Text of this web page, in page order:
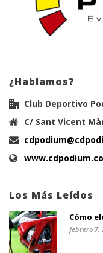
¿Hablamos?
Club Deportivo
C/ Sant Vicent
Los Más Leídos
Cómo
febrero 7,